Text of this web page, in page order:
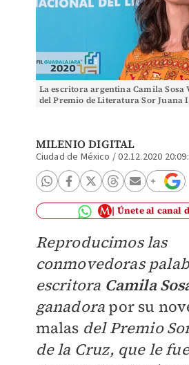
La escritora argentina Camila Sosa
del Premio de Literatura Sor Juana
MILENIO DIGITAL
Ciudad de México /02.12.2020
Únete al canal
Reproducimos las
conmovedoras
escritora Camila
ganadora por su
malas del Premio
de la Cruz, que le